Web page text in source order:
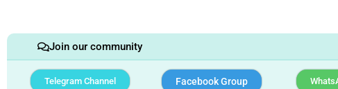
Join our community
Telegram Channel Facebook Group